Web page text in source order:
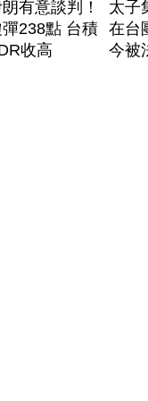
有意談判！
238點 台積
收高
太子
在台
今被